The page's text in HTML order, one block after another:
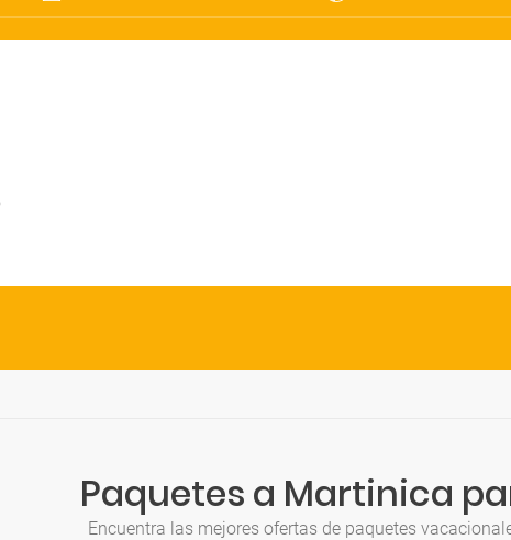
Paquetes a Martinica
Encuentra las mejores ofertas de paquetes